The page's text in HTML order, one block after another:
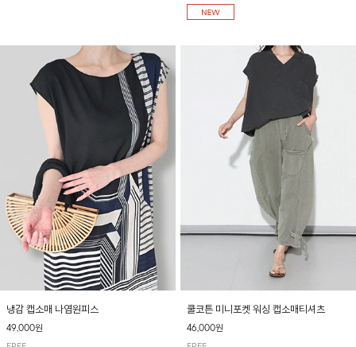
같이 매치해도 잘 어울린답니다!
냉감 캡소매 나염원피스
49,000원
쿨코튼 미니포켓 워싱 캡소매티셔츠
46,000원